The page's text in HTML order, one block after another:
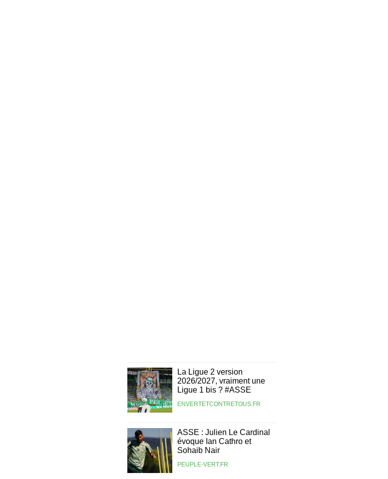
La Ligue 2 version
2026/2027, vraiment une
Ligue 1 bis ? #ASSE
ENVERTETCONTRETOUS.FR
ASSE : Julien Le Cardinal
évoque Ian Cathro et
Sohaib Nair
PEUPLE-VERT.FR